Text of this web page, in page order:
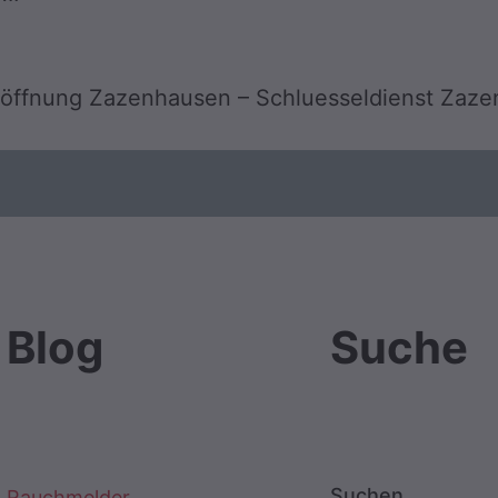
Zazenhausen – Schluesseldienst
Blog Suche